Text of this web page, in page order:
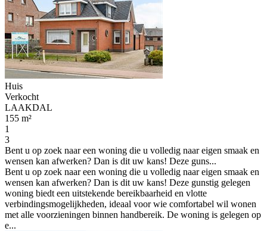
Huis
Verkocht
LAAKDAL
155 m²
1
3
Bent u op zoek naar een woning die u volledig naar eigen smaak en
wensen kan afwerken? Dan is dit uw kans! Deze guns...
Bent u op zoek naar een woning die u volledig naar eigen smaak en
wensen kan afwerken? Dan is dit uw kans! Deze gunstig gelegen
woning biedt een uitstekende bereikbaarheid en vlotte
verbindingsmogelijkheden, ideaal voor wie comfortabel wil wonen
met alle voorzieningen binnen handbereik. De woning is gelegen op
e...